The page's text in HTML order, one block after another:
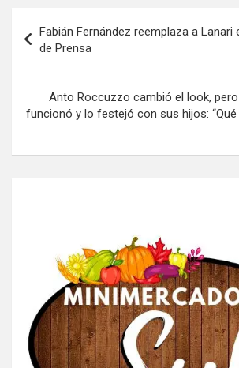
de
entradas
Fabián Fernández reemplaza a Lanari
de Prensa
Anto Roccuzzo cambió el look,
funcionó y lo festejó con sus hijos: “Qué